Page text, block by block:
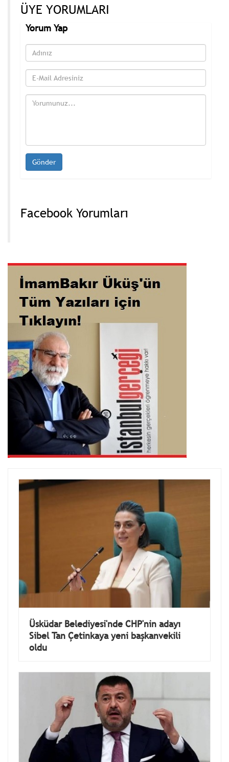
ÜYE YORUMLARI
Yorum Yap
Facebook Yorumları
Üsküdar Belediyesi'nde CHP'nin adayı
Sibel Tan Çetinkaya yeni başkanvekili
oldu